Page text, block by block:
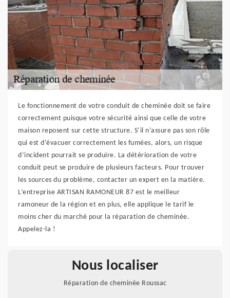
Le fonctionnement de votre conduit de cheminée doit se faire
correctement puisque votre sécurité ainsi que celle de votre
maison reposent sur cette structure. S’il n’assure pas son rôle
qui est d’évacuer correctement les fumées, alors, un risque
d’incident pourrait se produire. La détérioration de votre
conduit peut se produire de plusieurs facteurs. Pour trouver
les sources du problème, contacter un expert en la matière.
L’entreprise ARTISAN RAMONEUR 87 est le meilleur
ramoneur de la région et en plus, elle applique le tarif le
moins cher du marché pour la réparation de cheminée.
Appelez-la !
Nous localiser
Réparation de cheminée Roussac